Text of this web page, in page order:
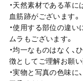
・天然素材である革に
血筋跡がございます。
・使用する部位の違
ムラもございます。
・均一なものはなく
徴としてご理解お願い
・実物と写真の色味に